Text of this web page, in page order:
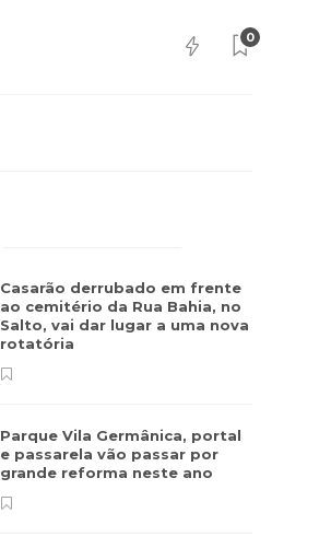
0
Casarão derrubado em frente
ao cemitério da Rua Bahia, no
Salto, vai dar lugar a uma nova
rotatória
Parque Vila Germânica, portal
e passarela vão passar por
grande reforma neste ano